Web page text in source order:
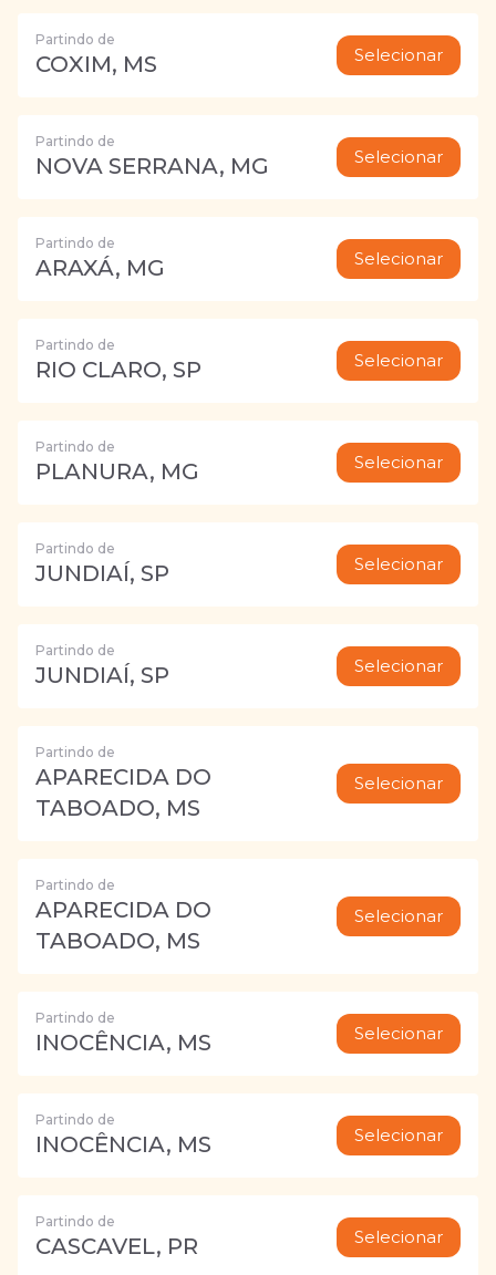
Partindo de
COXIM, MS Selecionar
Partindo de
NOVA SERRANA, MG Selecionar
Partindo de
ARAXÁ, MG Selecionar
Partindo de
RIO CLARO, SP Selecionar
Partindo de
PLANURA, MG Selecionar
Partindo de
JUNDIAÍ, SP Selecionar
Partindo de
JUNDIAÍ, SP Selecionar
Partindo de
APARECIDA DO
TABOADO, MS
Selecionar
Partindo de
APARECIDA DO
TABOADO, MS
Selecionar
Partindo de
INOCÊNCIA, MS Selecionar
Partindo de
INOCÊNCIA, MS Selecionar
Partindo de
CASCAVEL, PR Selecionar